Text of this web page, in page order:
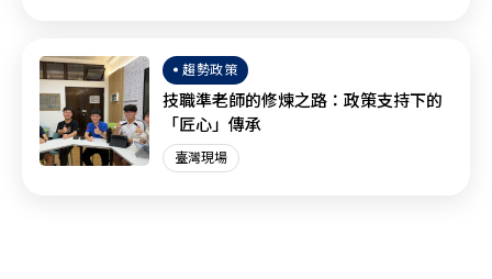
趨勢政策
技職準老師的修煉之路：政策支持下的
「匠心」傳承
臺灣現場